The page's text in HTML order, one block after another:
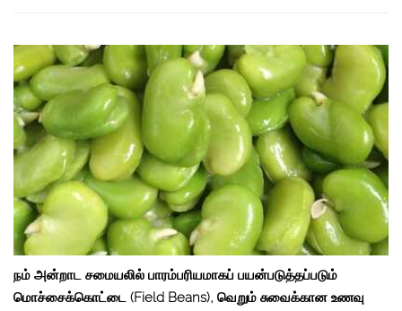
நம் அன்றாட சமையலில் பாரம்பரியமாகப் பயன்படுத்தப்படும்
மொச்சைக்கொட்டை (Field Beans), வெறும் சுவைக்கான உணவு